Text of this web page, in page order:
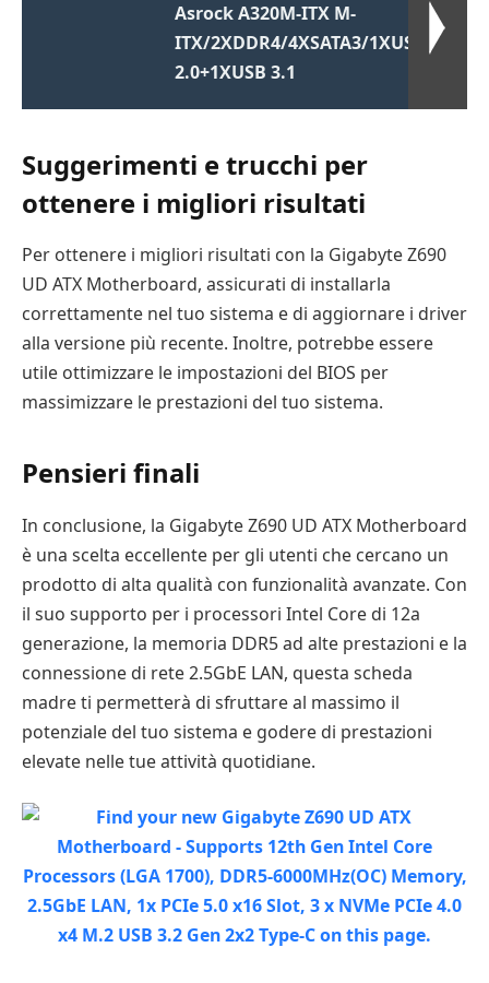
Asrock A320M-ITX M-
ITX/2XDDR4/4XSATA3/1XUSB
2.0+1XUSB 3.1
Suggerimenti e trucchi per
ottenere i migliori risultati
Per ottenere i migliori risultati con la Gigabyte Z690
UD ATX Motherboard, assicurati di installarla
correttamente nel tuo sistema e di aggiornare i driver
alla versione più recente. Inoltre, potrebbe essere
utile ottimizzare le impostazioni del BIOS per
massimizzare le prestazioni del tuo sistema.
Pensieri finali
In conclusione, la Gigabyte Z690 UD ATX Motherboard
è una scelta eccellente per gli utenti che cercano un
prodotto di alta qualità con funzionalità avanzate. Con
il suo supporto per i processori Intel Core di 12a
generazione, la memoria DDR5 ad alte prestazioni e la
connessione di rete 2.5GbE LAN, questa scheda
madre ti permetterà di sfruttare al massimo il
potenziale del tuo sistema e godere di prestazioni
elevate nelle tue attività quotidiane.